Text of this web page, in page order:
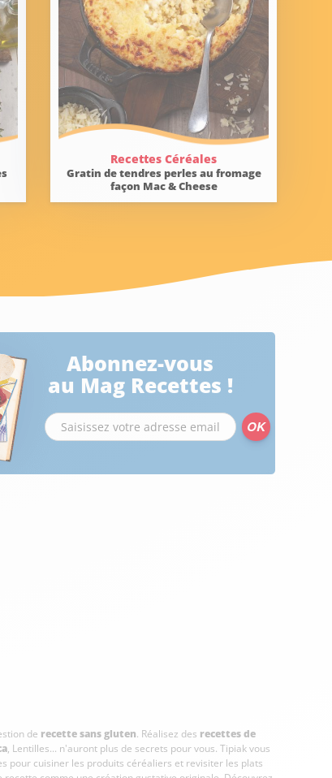
Recettes Céréales
Gratin de tendres perles au fromage
façon Mac & Cheese
Abonnez-vous
au Mag Recettes !
de recette sans gluten. Réalisez des recettes de
, Lentilles... n'auront plus de secrets pour vous. Tipiak vous
pour cuisiner les produits céréaliers et revisiter les plats